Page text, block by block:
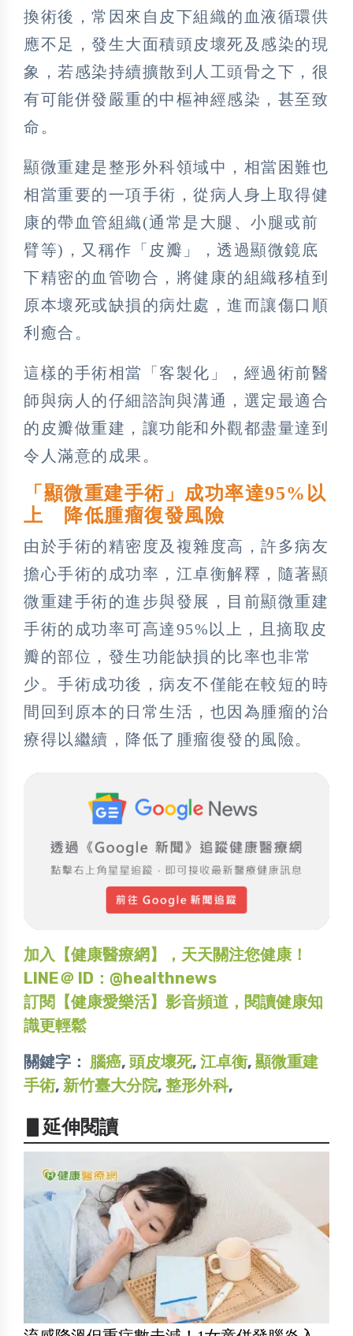
換術後，常因來自皮下組織的血液循環供
應不足，發生大面積頭皮壞死及感染的現
象，若感染持續擴散到人工頭骨之下，很
有可能併發嚴重的中樞神經感染，甚至致
命。
顯微重建是整形外科領域中，相當困難也
相當重要的一項手術，從病人身上取得健
康的帶血管組織(通常是大腿、小腿或前
臂等)，又稱作「皮瓣」，透過顯微鏡底
下精密的血管吻合，將健康的組織移植到
原本壞死或缺損的病灶處，進而讓傷口順
利癒合。
這樣的手術相當「客製化」，經過術前醫
師與病人的仔細諮詢與溝通，選定最適合
的皮瓣做重建，讓功能和外觀都盡量達到
令人滿意的成果。
「顯微重建手術」成功率達95%以
上 降低腫瘤復發風險
由於手術的精密度及複雜度高，許多病友
擔心手術的成功率，江卓衡解釋，隨著顯
微重建手術的進步與發展，目前顯微重建
手術的成功率可高達95%以上，且摘取皮
瓣的部位，發生功能缺損的比率也非常
少。手術成功後，病友不僅能在較短的時
間回到原本的日常生活，也因為腫瘤的治
療得以繼續，降低了腫瘤復發的風險。
加入【健康醫療網】，天天關注您健康！
LINE＠ ID：@healthnews
訂閱【健康愛樂活】影音頻道，閱讀健康知
識更輕鬆
關鍵字： 腦癌, 頭皮壞死, 江卓衡, 顯微重建
手術, 新竹臺大分院, 整形外科,
▋延伸閱讀